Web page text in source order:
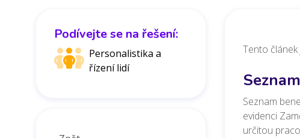
Podívejte se na řešení:
Personalistika a
řízení lidí
Tento
Seznam
evidenci
určitou